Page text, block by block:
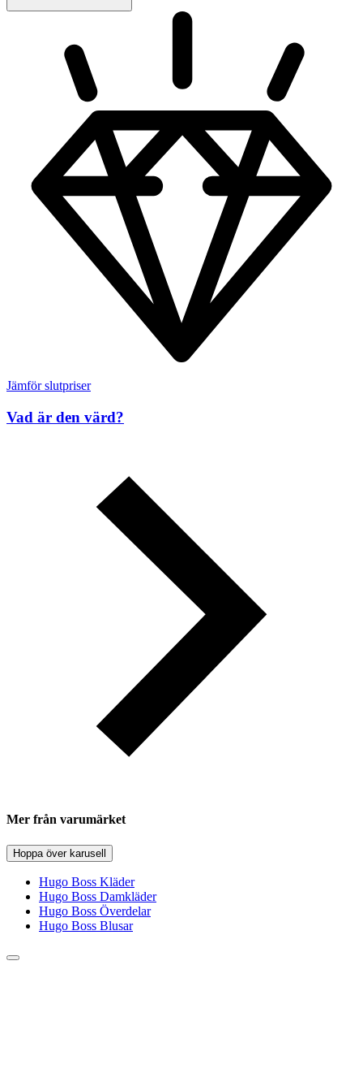
Jämför slutpriser
Vad är den värd?
Mer från varumärket
Hoppa över karusell
Hugo Boss Kläder
Hugo Boss Damkläder
Hugo Boss Överdelar
Hugo Boss Blusar